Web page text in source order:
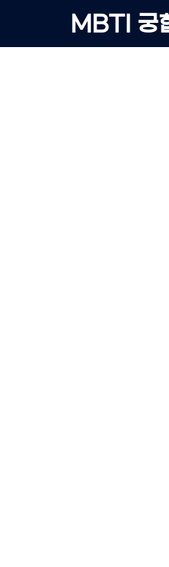
content
MBTI 궁